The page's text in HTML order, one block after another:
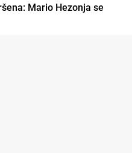
Mario Hezonja se